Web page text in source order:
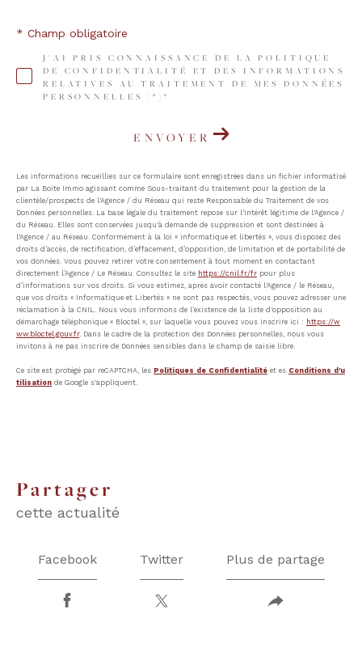
J'AI PRIS CONNAISSANCE DE LA POLITIQUE
DE CONFIDENTIALITÉ ET DES INFORMATIONS
RELATIVES AU TRAITEMENT DE MES DONNÉES
PERSONNELLES (*)*
* Champ obligatoire
ENVOYER
Les informations recueillies sur ce formulaire sont enregistrées dans un fichier informatisé
par La Boite Immo agissant comme Sous-traitant du traitement pour la gestion de la
clientèle/prospects de l'Agence / du Réseau qui reste Responsable du Traitement de vos
Données personnelles. La base légale du traitement repose sur l'intérêt légitime de l'Agence /
du Réseau. Elles sont conservées jusqu'à demande de suppression et sont destinées à
l'Agence / au Réseau. Conformément à la loi « informatique et libertés », vous disposez des
droits d’accès, de rectification, d’effacement, d’opposition, de limitation et de portabilité de
vos données. Vous pouvez retirer votre consentement à tout moment en contactant
directement l’Agence / Le Réseau. Consultez le site https://cnil.fr/fr pour plus
d’informations sur vos droits. Si vous estimez, après avoir contacté l'Agence / le Réseau,
que vos droits « Informatique et Libertés » ne sont pas respectés, vous pouvez adresser une
réclamation à la CNIL. Nous vous informons de l’existence de la liste d'opposition au
démarchage téléphonique « Bloctel », sur laquelle vous pouvez vous inscrire ici : https://w
ww.bloctel.gouv.fr. Dans le cadre de la protection des Données personnelles, nous vous
invitons à ne pas inscrire de Données sensibles dans le champ de saisie libre.
Ce site est protégé par reCAPTCHA, les Politiques de Confidentialité et es Conditions d'u
tilisation de Google s'appliquent.
partager
cette actualité
Facebook Twitter Plus de partage